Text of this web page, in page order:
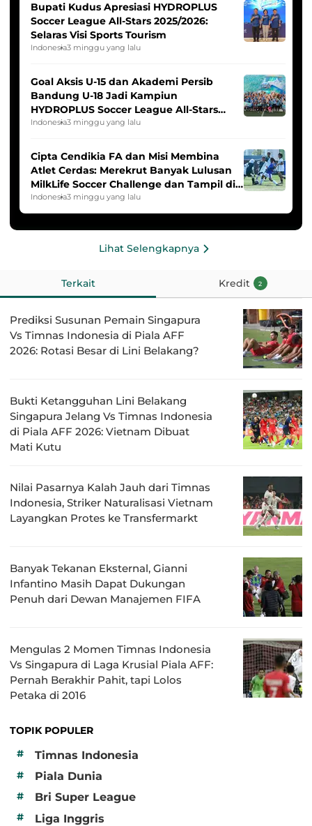
Bupati Kudus Apresiasi HYDROPLUS
Soccer League All-Stars 2025/2026:
Selaras Visi Sports Tourism
Indonesia3 minggu yang lalu
Goal Aksis U-15 dan Akademi Persib
Bandung U-18 Jadi Kampiun
HYDROPLUS Soccer League All-Stars
2025/2026
Indonesia3 minggu yang lalu
Cipta Cendikia FA dan Misi Membina
Atlet Cerdas: Merekrut Banyak Lulusan
MilkLife Soccer Challenge dan Tampil di
HYDROPLUS Soccer League
Indonesia3 minggu yang lalu
Lihat Selengkapnya
Terkait Kredit 2
Prediksi Susunan Pemain Singapura
Vs Timnas Indonesia di Piala AFF
2026: Rotasi Besar di Lini Belakang?
Bukti Ketangguhan Lini Belakang
Singapura Jelang Vs Timnas Indonesia
di Piala AFF 2026: Vietnam Dibuat
Mati Kutu
Nilai Pasarnya Kalah Jauh dari Timnas
Indonesia, Striker Naturalisasi Vietnam
Layangkan Protes ke Transfermarkt
Banyak Tekanan Eksternal, Gianni
Infantino Masih Dapat Dukungan
Penuh dari Dewan Manajemen FIFA
Mengulas 2 Momen Timnas Indonesia
Vs Singapura di Laga Krusial Piala AFF:
Pernah Berakhir Pahit, tapi Lolos
Petaka di 2016
TOPIK POPULER
#
Timnas Indonesia
# Piala Dunia
# Bri Super League
# Liga Inggris